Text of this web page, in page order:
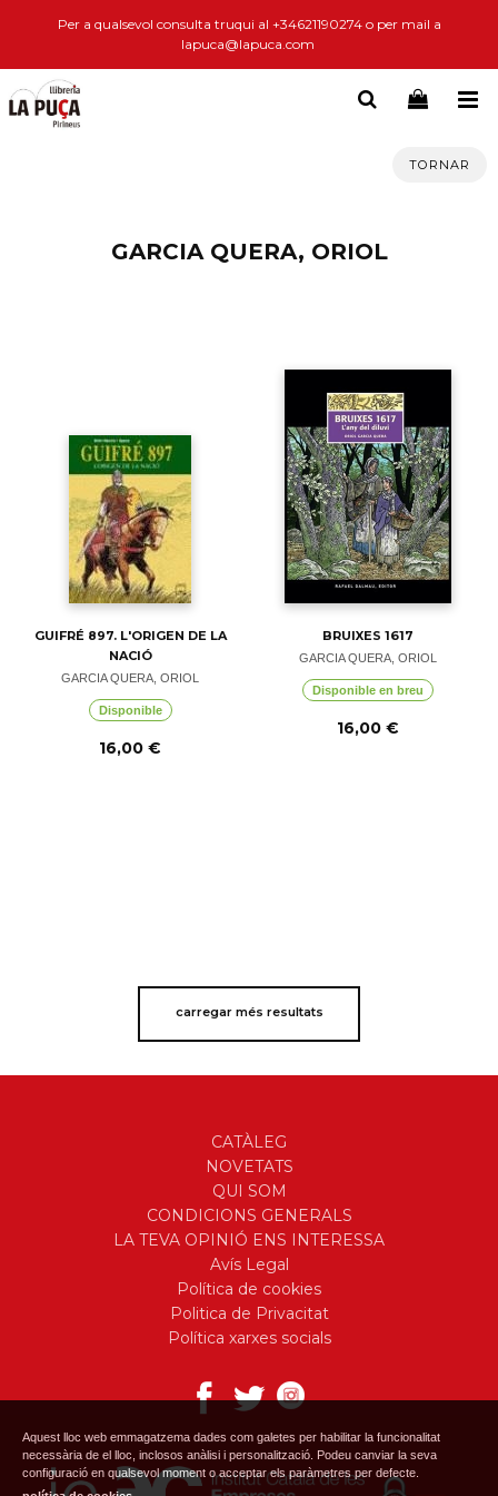
Per a qualsevol consulta truqui al +34621190274 o per mail a
lapuca@lapuca.com
TORNAR
GARCIA QUERA, ORIOL
GUIFRÉ 897. L'ORIGEN DE LA
NACIÓ
GARCIA QUERA, ORIOL
Disponible
16,00 €
BRUIXES 1617
GARCIA QUERA, ORIOL
Disponible en breu
16,00 €
carregar més resultats
CATÀLEG
NOVETATS
QUI SOM
CONDICIONS GENERALS
LA TEVA OPINIÓ ENS INTERESSA
Avís Legal
Política de cookies
Politica de Privacitat
Política xarxes socials
Aquest lloc web emmagatzema dades com galetes per habilitar la funcionalitat
necessària de el lloc, inclosos anàlisi i personalització. Podeu canviar la seva
configuració en qualsevol moment o acceptar els paràmetres per defecte.